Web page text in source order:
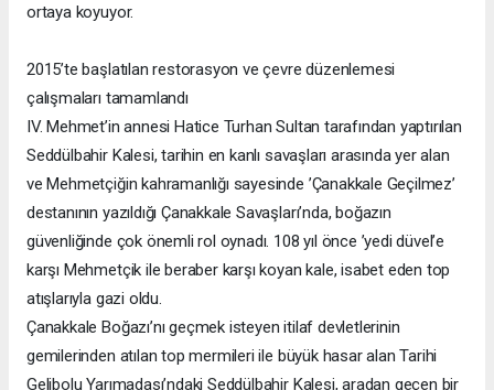
ortaya koyuyor.
2015’te başlatılan restorasyon ve çevre düzenlemesi
çalışmaları tamamlandı
IV. Mehmet’in annesi Hatice Turhan Sultan tarafından yaptırılan
Seddülbahir Kalesi, tarihin en kanlı savaşları arasında yer alan
ve Mehmetçiğin kahramanlığı sayesinde ’Çanakkale Geçilmez’
destanının yazıldığı Çanakkale Savaşları’nda, boğazın
güvenliğinde çok önemli rol oynadı. 108 yıl önce ’yedi düvel’e
karşı Mehmetçik ile beraber karşı koyan kale, isabet eden top
atışlarıyla gazi oldu.
Çanakkale Boğazı’nı geçmek isteyen itilaf devletlerinin
gemilerinden atılan top mermileri ile büyük hasar alan Tarihi
Gelibolu Yarımadası’ndaki Seddülbahir Kalesi, aradan geçen bir